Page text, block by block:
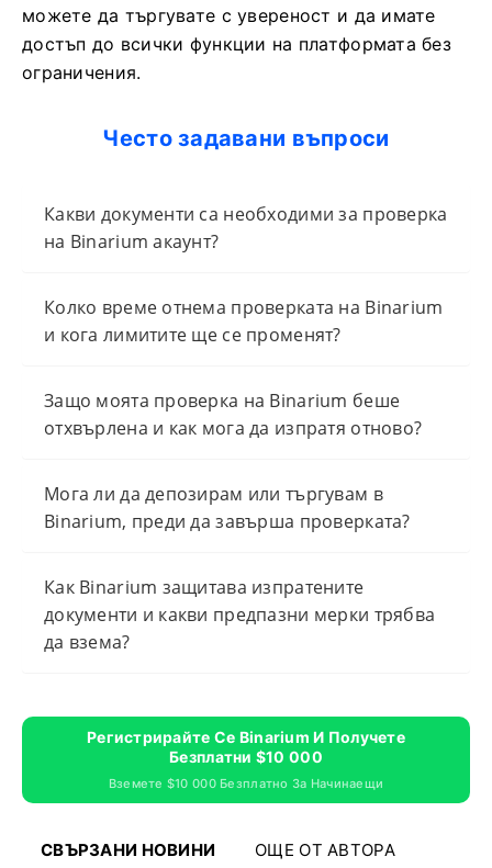
можете да търгувате с увереност и да имате
достъп до всички функции на платформата без
ограничения.
Често задавани въпроси
Какви документи са необходими за проверка
на Binarium акаунт?
Колко време отнема проверката на Binarium
и кога лимитите ще се променят?
Защо моята проверка на Binarium беше
отхвърлена и как мога да изпратя отново?
Мога ли да депозирам или търгувам в
Binarium, преди да завърша проверката?
Как Binarium защитава изпратените
документи и какви предпазни мерки трябва
да взема?
Регистрирайте Се Binarium И Получете
Безплатни $10 000
Вземете $10 000 Безплатно За Начинаещи
СВЪРЗАНИ НОВИНИ ОЩЕ ОТ АВТОРА